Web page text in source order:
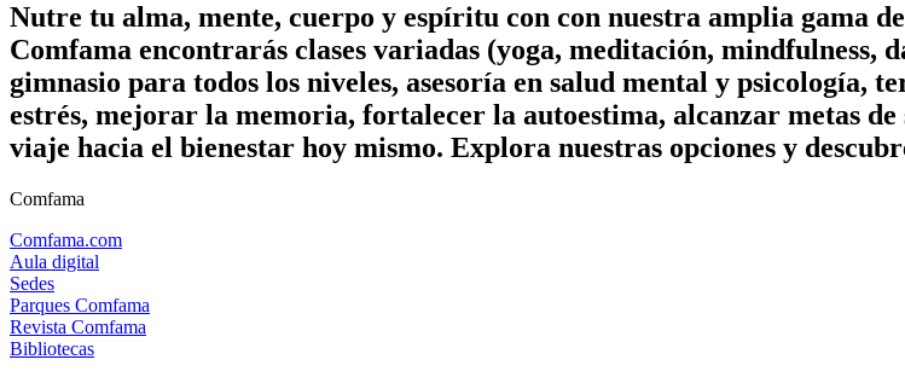
Nutre tu alma, mente, cuerpo y espíritu con con nuestra amplia gama
Comfama encontrarás clases variadas (yoga, meditación, mindfulness,
gimnasio para todos los niveles, asesoría en salud mental y psicología,
estrés, mejorar la memoria, fortalecer la autoestima, alcanzar metas
viaje hacia el bienestar hoy mismo. Explora nuestras opciones y
Comfama
Comfama.com
Aula digital
Sedes
Parques Comfama
Revista Comfama
Bibliotecas